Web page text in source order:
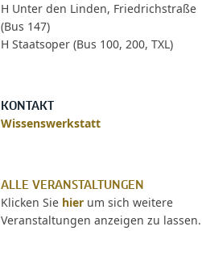
H Unter den Linden, Friedrichstraße
(Bus 147)
H Staatsoper (Bus 100, 200, TXL)
KONTAKT
Wissenswerkstatt
ALLE VERANSTALTUNGEN
Klicken Sie hier um sich weitere
Veranstaltungen anzeigen zu lassen.